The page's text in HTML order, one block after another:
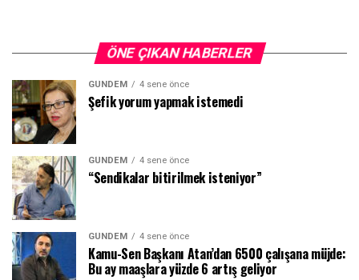
ÖNE ÇIKAN HABERLER
GÜNDEM 4 sene önce
Şefik yorum yapmak istemedi
GÜNDEM 4 sene önce
“Sendikalar bitirilmek isteniyor”
GÜNDEM 4 sene önce
Kamu-Sen Başkanı Atan’dan 6500 çalışana müjde:
Bu ay maaşlara yüzde 6 artış geliyor